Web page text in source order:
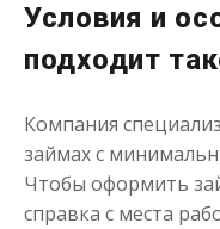
Сумма
Срок
Условия и
подходит
Компания
займах с
Чтобы оформить
справка с места